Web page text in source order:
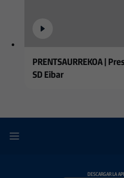
PRENTSAURREKOA |
SD Eibar
DESCARGAR LA